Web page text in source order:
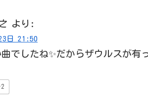
より:
日 21:50
曲でしたね✨だからザウルスが